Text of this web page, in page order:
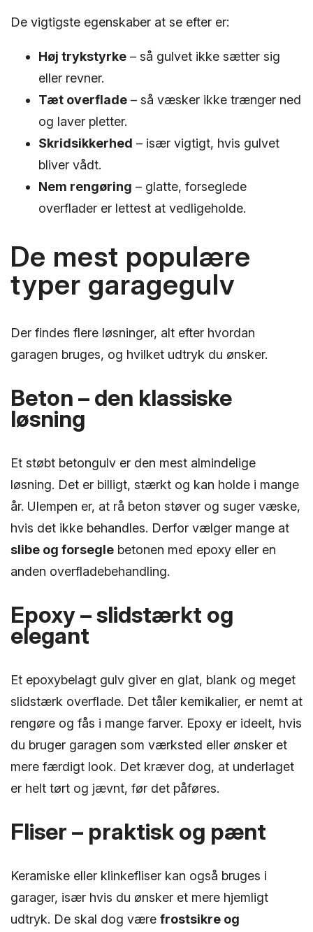
De vigtigste egenskaber at se efter er:
Høj trykstyrke – så gulvet ikke sætter sig
eller revner.
Tæt overflade – så væsker ikke trænger ned
og laver pletter.
Skridsikkerhed – især vigtigt, hvis gulvet
bliver vådt.
Nem rengøring – glatte, forseglede
overflader er lettest at vedligeholde.
De mest populære
typer garagegulv
Der findes flere løsninger, alt efter hvordan
garagen bruges, og hvilket udtryk du ønsker.
Beton – den klassiske
løsning
Et støbt betongulv er den mest almindelige
løsning. Det er billigt, stærkt og kan holde i mange
år. Ulempen er, at rå beton støver og suger væske,
hvis det ikke behandles. Derfor vælger mange at
slibe og forsegle betonen med epoxy eller en
anden overfladebehandling.
Epoxy – slidstærkt og
elegant
Et epoxybelagt gulv giver en glat, blank og meget
slidstærk overflade. Det tåler kemikalier, er nemt at
rengøre og fås i mange farver. Epoxy er ideelt, hvis
du bruger garagen som værksted eller ønsker et
mere færdigt look. Det kræver dog, at underlaget
er helt tørt og jævnt, før det påføres.
Fliser – praktisk og pænt
Keramiske eller klinkefliser kan også bruges i
garager, især hvis du ønsker et mere hjemligt
udtryk. De skal dog være frostsikre og